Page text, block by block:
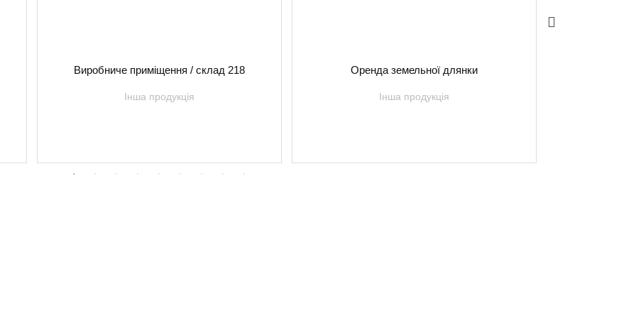
Виробниче приміщення / склад 218
Інша продукція
Оренда земельної длянки
Інша продукція